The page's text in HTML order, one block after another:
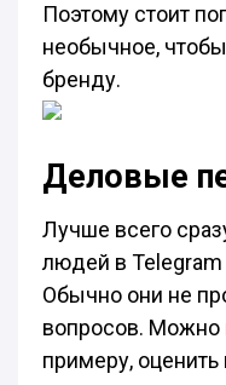
Поэтому стоит
необычное,
бренду.
Деловые
Лучше всего
людей в
Обычно они не
вопросов. Можно
примеру,